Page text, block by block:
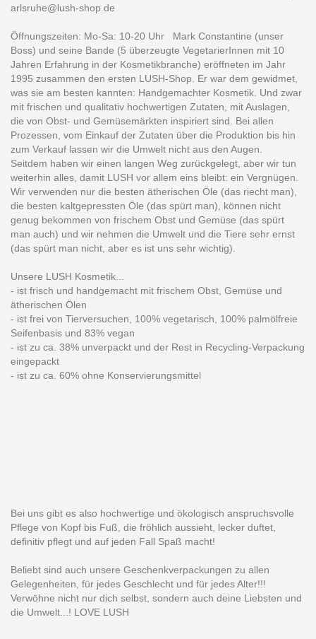
arlsruhe@lush-shop.de
Öffnungszeiten: Mo-Sa: 10-20 Uhr Mark Constantine (unser
Boss) und seine Bande (5 überzeugte VegetarierInnen mit 10
Jahren Erfahrung in der Kosmetikbranche) eröffneten im Jahr
1995 zusammen den ersten LUSH-Shop. Er war dem gewidmet,
was sie am besten kannten: Handgemachter Kosmetik. Und zwar
mit frischen und qualitativ hochwertigen Zutaten, mit Auslagen,
die von Obst- und Gemüsemärkten inspiriert sind. Bei allen
Prozessen, vom Einkauf der Zutaten über die Produktion bis hin
zum Verkauf lassen wir die Umwelt nicht aus den Augen.
Seitdem haben wir einen langen Weg zurückgelegt, aber wir tun
weiterhin alles, damit LUSH vor allem eins bleibt: ein Vergnügen.
Wir verwenden nur die besten ätherischen Öle (das riecht man),
die besten kaltgepressten Öle (das spürt man), können nicht
genug bekommen von frischem Obst und Gemüse (das spürt
man auch) und wir nehmen die Umwelt und die Tiere sehr ernst
(das spürt man nicht, aber es ist uns sehr wichtig).
Unsere LUSH Kosmetik...
- ist frisch und handgemacht mit frischem Obst, Gemüse und
ätherischen Ölen
- ist frei von Tierversuchen, 100% vegetarisch, 100% palmölfreie
Seifenbasis und 83% vegan
- ist zu ca. 38% unverpackt und der Rest in Recycling-Verpackung
eingepackt
- ist zu ca. 60% ohne Konservierungsmittel
Bei uns gibt es also hochwertige und ökologisch anspruchsvolle
Pflege von Kopf bis Fuß, die fröhlich aussieht, lecker duftet,
definitiv pflegt und auf jeden Fall Spaß macht!
Beliebt sind auch unsere Geschenkverpackungen zu allen
Gelegenheiten, für jedes Geschlecht und für jedes Alter!!!
Verwöhne nicht nur dich selbst, sondern auch deine Liebsten und
die Umwelt...! LOVE LUSH